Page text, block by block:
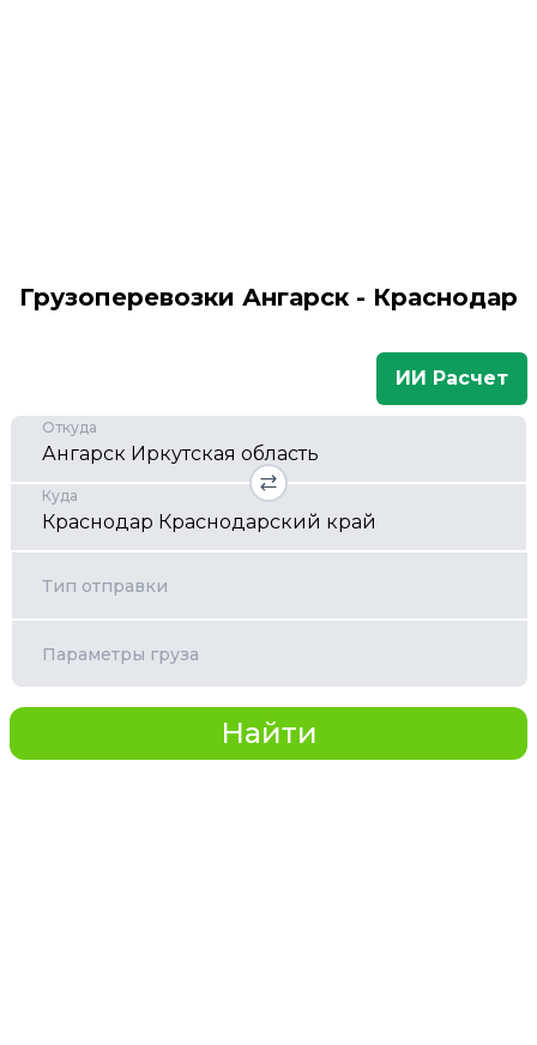
Грузоперевозки Ангарск - Краснодар
ИИ Расчет
Откуда
Куда
Тип отправки
Параметры груза
Найти